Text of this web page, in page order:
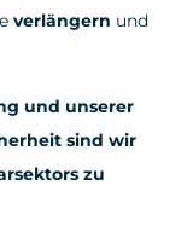
verlängern und
und unserer
sind wir
zu